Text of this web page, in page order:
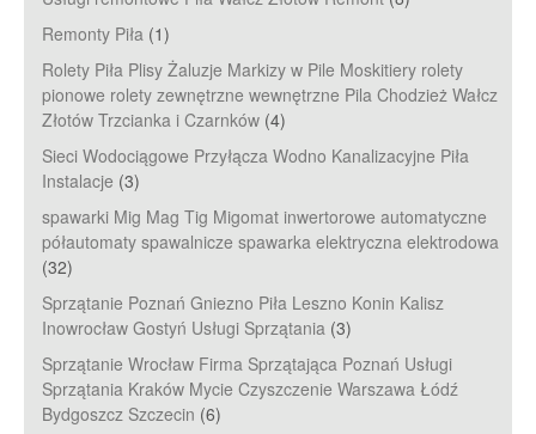
Remonty Piła (1)
Rolety Piła Plisy Żaluzje Markizy w Pile Moskitiery rolety
pionowe rolety zewnętrzne wewnętrzne Pila Chodzież Wałcz
Złotów Trzcianka i Czarnków (4)
Sieci Wodociągowe Przyłącza Wodno Kanalizacyjne Piła
Instalacje (3)
spawarki Mig Mag Tig Migomat inwertorowe automatyczne
półautomaty spawalnicze spawarka elektryczna elektrodowa
(32)
Sprzątanie Poznań Gniezno Piła Leszno Konin Kalisz
Inowrocław Gostyń Usługi Sprzątania (3)
Sprzątanie Wrocław Firma Sprzątająca Poznań Usługi
Sprzątania Kraków Mycie Czyszczenie Warszawa Łódź
Bydgoszcz Szczecin (6)